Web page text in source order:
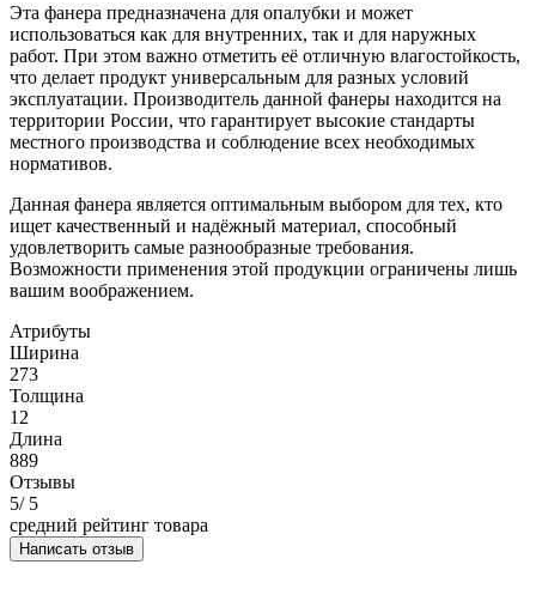
Эта фанера предназначена для опалубки и может
использоваться как для внутренних, так и для наружных
работ. При этом важно отметить её отличную влагостойкость,
что делает продукт универсальным для разных условий
эксплуатации. Производитель данной фанеры находится на
территории России, что гарантирует высокие стандарты
местного производства и соблюдение всех необходимых
нормативов.
Данная фанера является оптимальным выбором для тех, кто
ищет качественный и надёжный материал, способный
удовлетворить самые разнообразные требования.
Возможности применения этой продукции ограничены лишь
вашим воображением.
Атрибуты
Ширина
273
Толщина
12
Длина
889
Отзывы
5/ 5
средний рейтинг товара
Написать отзыв